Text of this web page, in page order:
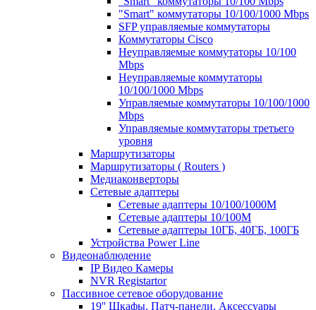
"Smart" коммутаторы 10/100/1000 Mbps
SFP управляемые коммутаторы
Коммутаторы Cisco
Неуправляемые коммутаторы 10/100
Mbps
Неуправляемые коммутаторы
10/100/1000 Mbps
Управляемые коммутаторы 10/100/1000
Mbps
Управляемые коммутаторы третьего
уровня
Маршрутизаторы
Маршрутизаторы ( Routers )
Медиаконверторы
Сетевые адаптеры
Сетевые адаптеры 10/100/1000М
Сетевые адаптеры 10/100M
Сетевые адаптеры 10ГБ, 40ГБ, 100ГБ
Устройства Power Line
Видеонаблюдение
IP Видео Камеры
NVR Registartor
Пассивное сетевое оборудование
19'' Шкафы, Патч-панели, Аксессуары